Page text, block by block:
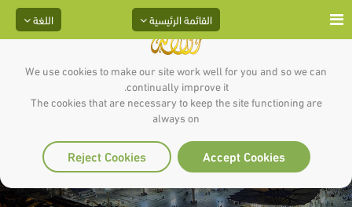
We use cookies to make our site work well for you and so we can
continually improve it.
The cookies that are necessary to keep the site functioning are
always on
Accept Cookies
Reject Cookies
اللغة القائمة الرئيسية
قالت العرب 2